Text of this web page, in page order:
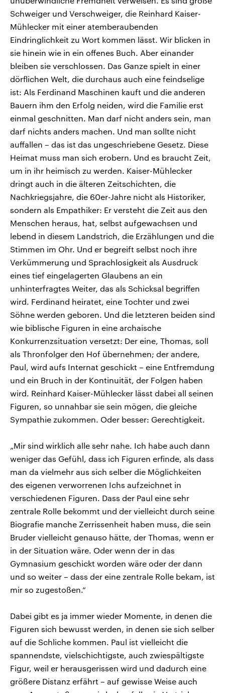
Schweiger und Verschweiger, die Reinhard Kaiser-
Mühlecker mit einer atemberaubenden
Eindringlichkeit zu Wort kommen lässt. Wir blicken in
sie hinein wie in ein offenes Buch. Aber einander
bleiben sie verschlossen. Das Ganze spielt in einer
dörflichen Welt, die durchaus auch eine feindselige
ist: Als Ferdinand Maschinen kauft und die anderen
Bauern ihm den Erfolg neiden, wird die Familie erst
einmal geschnitten. Man darf nicht anders sein, man
darf nichts anders machen. Und man sollte nicht
auffallen – das ist das ungeschriebene Gesetz. Diese
Heimat muss man sich erobern. Und es braucht Zeit,
um in ihr heimisch zu werden. Kaiser-Mühlecker
dringt auch in die älteren Zeitschichten, die
Nachkriegsjahre, die 60er-Jahre nicht als Historiker,
sondern als Empathiker: Er versteht die Zeit aus den
Menschen heraus, hat, selbst aufgewachsen und
lebend in diesem Landstrich, die Erzählungen und die
Stimmen im Ohr. Und er begreift selbst noch ihre
Verkümmerung und Sprachlosigkeit als Ausdruck
eines tief eingelagerten Glaubens an ein
unhinterfragtes Weiter, das als Schicksal begriffen
wird. Ferdinand heiratet, eine Tochter und zwei
Söhne werden geboren. Und die letzteren beiden sind
wie biblische Figuren in eine archaische
Konkurrenzsituation versetzt: Der eine, Thomas, soll
als Thronfolger den Hof übernehmen; der andere,
Paul, wird aufs Internat geschickt – eine Entfremdung
und ein Bruch in der Kontinuität, der Folgen haben
wird. Reinhard Kaiser-Mühlecker lässt dabei all seinen
Figuren, so unnahbar sie sein mögen, die gleiche
Sympathie zukommen. Oder besser: Gerechtigkeit.
„Mir sind wirklich alle sehr nahe. Ich habe auch dann
weniger das Gefühl, dass ich Figuren erfinde, als dass
man da vielmehr aus sich selber die Möglichkeiten
des eigenen verworrenen Ichs aufzeichnet in
verschiedenen Figuren. Dass der Paul eine sehr
zentrale Rolle bekommt und der vielleicht durch seine
Biografie manche Zerrissenheit haben muss, die sein
Bruder vielleicht genauso hätte, der Thomas, wenn er
in der Situation wäre. Oder wenn der in das
Gymnasium geschickt worden wäre oder der dann
und so weiter – dass der eine zentrale Rolle bekam, ist
mir so zugestoßen.“
Dabei gibt es ja immer wieder Momente, in denen die
Figuren sich bewusst werden, in denen sie sich selber
auf die Schliche kommen. Paul ist vielleicht die
spannendste, vielschichtigste, auch zwiespältigste
Figur, weil er herausgerissen wird und dadurch eine
größere Distanz erfährt – auf gewisse Weise auch